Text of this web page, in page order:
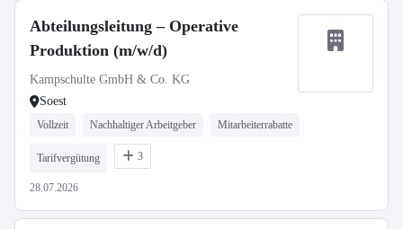
Abteilungsleitung – Operative
Produktion (m/w/d)
Kampschulte GmbH & Co. KG
Soest
Vollzeit Nachhaltiger Arbeitgeber Mitarbeiterrabatte
Tarifvergütung 3
28.07.2026